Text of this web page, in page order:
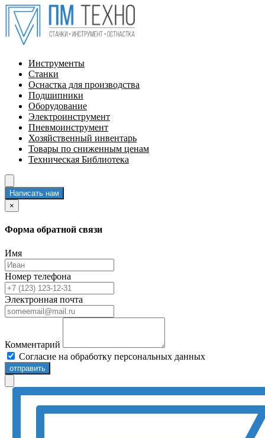
Инструменты
Станки
Оснастка для производства
Подшипники
Оборудование
Электроинструмент
Пневмоинструмент
Хозяйственный инвентарь
Товары по сниженным ценам
Техническая Библиотека
Написать нам
×
Форма обратной связи
Имя
Номер телефона
Электронная почта
Комментарий
Согласие на обработку персональных данных
отправить